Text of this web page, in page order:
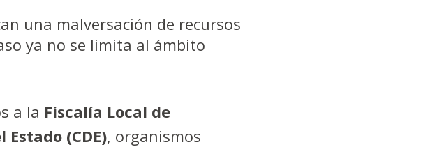
una malversación de recursos
ya no se limita al ámbito
a la Fiscalía Local de
Estado (CDE), organismos